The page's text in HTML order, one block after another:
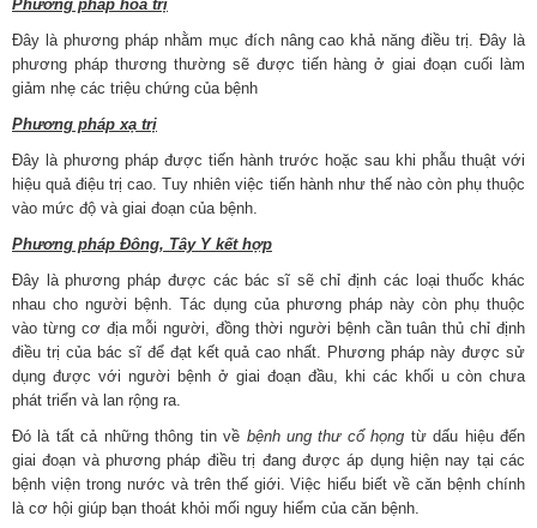
Phương pháp hóa trị
Đây là phương pháp nhằm mục đích nâng cao khả năng điều trị. Đây là
phương pháp thương thường sẽ được tiến hàng ở giai đoạn cuối làm
giảm nhẹ các triệu chứng của bệnh
Phương pháp xạ trị
Đây là phương pháp được tiến hành trước hoặc sau khi phẫu thuật với
hiệu quả điệu trị cao. Tuy nhiên việc tiến hành như thế nào còn phụ thuộc
vào mức độ và giai đoạn của bệnh.
Phương pháp Đông, Tây Y kết hợp
Đây là phương pháp được các bác sĩ sẽ chỉ định các loại thuốc khác
nhau cho người bệnh. Tác dụng của phương pháp này còn phụ thuộc
vào từng cơ địa mỗi người, đồng thời người bệnh cần tuân thủ chỉ định
điều trị của bác sĩ để đạt kết quả cao nhất. Phương pháp này được sử
dụng được với người bệnh ở giai đoạn đầu, khi các khối u còn chưa
phát triển và lan rộng ra.
Đó là tất cả những thông tin về bệnh ung thư cổ họng từ dấu hiệu đến
giai đoạn và phương pháp điều trị đang được áp dụng hiện nay tại các
bệnh viện trong nước và trên thế giới. Việc hiểu biết về căn bệnh chính
là cơ hội giúp bạn thoát khỏi mối nguy hiểm của căn bệnh.